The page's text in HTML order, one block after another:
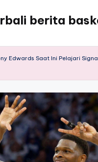
berita
Edwards Saat Ini Pelajari